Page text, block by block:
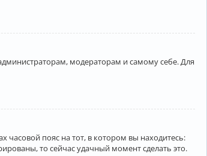
модераторам и самому себе. Для
часовой пояс на тот, в котором вы находитесь:
то сейчас удачный момент сделать это.